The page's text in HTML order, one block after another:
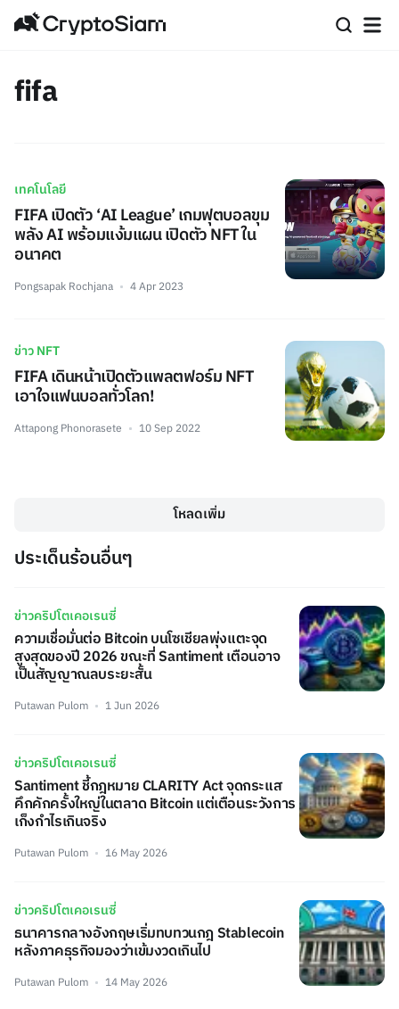
fifa
เทคโนโลยี
FIFA เปิดตัว ‘AI League’ เกมฟุตบอลขุม
พลัง AI พร้อมแง้มแผน เปิดตัว NFT ใน
อนาคต
Pongsapak Rochjana 4 Apr 2023
ข่าว NFT
FIFA เดินหน้าเปิดตัวแพลตฟอร์ม NFT
เอาใจแฟนบอลทั่วโลก!
Attapong Phonorasete 10 Sep 2022
โหลดเพิ่ม
ประเด็นร้อนอื่นๆ
ข่าวคริปโตเคอเรนซี่
ความเชื่อมั่นต่อ Bitcoin บนโซเชียลพุ่งแตะจุด
สูงสุดของปี 2026 ขณะที่ Santiment เตือนอาจ
เป็นสัญญาณลบระยะสั้น
Putawan Pulom 1 Jun 2026
ข่าวคริปโตเคอเรนซี่
Santiment ชี้กฎหมาย CLARITY Act จุดกระแส
คึกคักครั้งใหญ่ในตลาด Bitcoin แต่เตือนระวังการ
เก็งกำไรเกินจริง
Putawan Pulom 16 May 2026
ข่าวคริปโตเคอเรนซี่
ธนาคารกลางอังกฤษเริ่มทบทวนกฎ Stablecoin
หลังภาคธุรกิจมองว่าเข้มงวดเกินไป
Putawan Pulom 14 May 2026